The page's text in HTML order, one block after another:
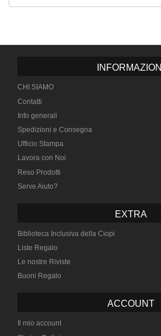
INFORMAZIONI
CHI SIAMO
Contatti
Info generali
Spedizioni e Consegna
Ufficio Stampa
Lavora con Noi
Reso Prodotti
Serve Aiuto?
EXTRA
Biblioteca Inclusiva della Ciopi
Liste Regalo
Le nostre Riviste
Buoni Regalo
ACCOUNT
Il mio account